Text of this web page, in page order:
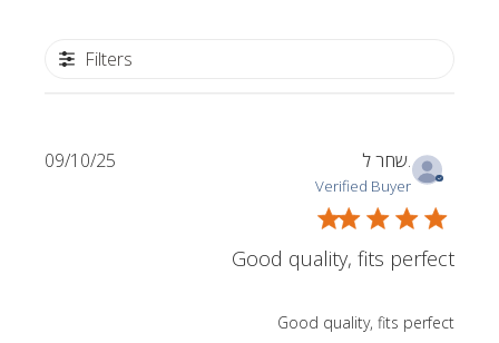
Filters
שחר ל.
Verified Buyer
Good quality, fits perfect
Good quality, fits perfect
Published
09/10/25